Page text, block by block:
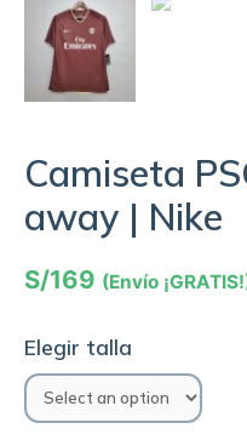
Camiseta
away | Nike
S/169 (Envío
Elegir talla